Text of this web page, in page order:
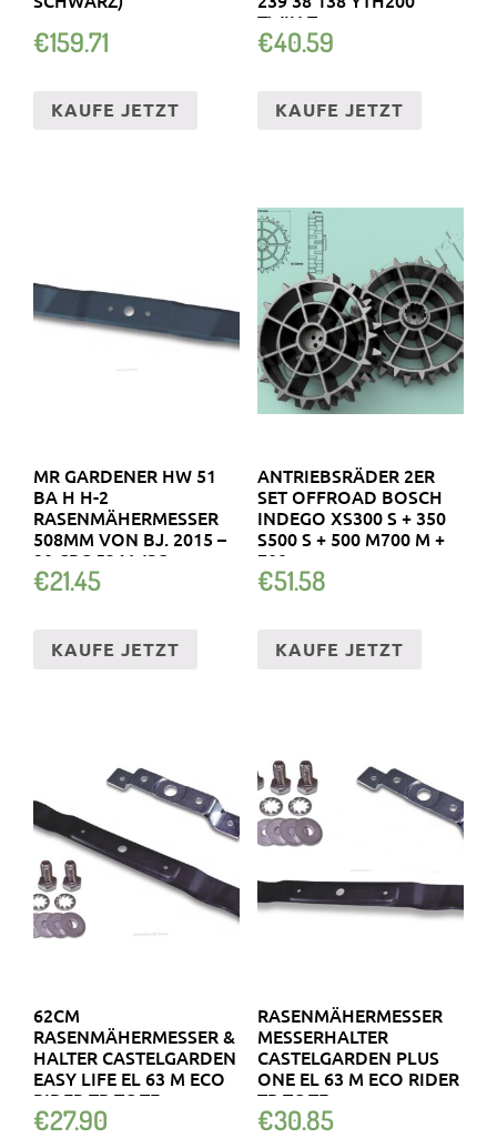
€159.71
KAUFE JETZT
TWIN T
€40.59
KAUFE JETZT
MR GARDENER HW 51
BA H H-2
RASENMÄHERMESSER
508MM VON BJ. 2015 –
20 CRC 534 WSQ
€21.45
KAUFE JETZT
ANTRIEBSRÄDER 2ER
SET OFFROAD BOSCH
INDEGO XS300 S + 350
S500 S + 500 M700 M +
700
€51.58
KAUFE JETZT
62CM
RASENMÄHERMESSER &
HALTER CASTELGARDEN
EASY LIFE EL 63 M ECO
RIDER TP TC TE
€27.90
RASENMÄHERMESSER
MESSERHALTER
CASTELGARDEN PLUS
ONE EL 63 M ECO RIDER
TP TC TE
€30.85